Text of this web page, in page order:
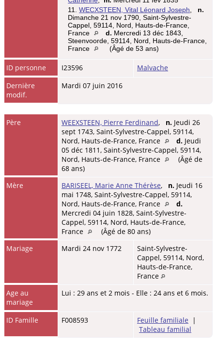
11.WECXSTEEN, Vital Léonard Joseph
n.
Dimanche 21 nov 1790, Saint-Sylvestre-
Cappel, 59114, Nord, Hauts-de-France,
France
d. Mercredi 13 déc 1843,
Steenvoorde, 59114, Nord, Hauts-de-France,
France
(Âgé de 53 ans)
ID personne I23596
Malvache
Dernière
modif.
Mardi 07 juin 2016
Père WEEXSTEEN, Pierre Ferdinand, n. Jeudi 26
sept 1743, Saint-Sylvestre-Cappel, 59114,
Nord, Hauts-de-France, France
d. Jeudi
05 déc 1811, Saint-Sylvestre-Cappel, 59114,
Nord, Hauts-de-France, France
(Âgé de
68 ans)
Mère
BARISEEL, Marie Anne Thérèse, n. Jeudi 16
mai 1748, Saint-Sylvestre-Cappel, 59114,
Nord, Hauts-de-France, France
d.
Mercredi 04 juin 1828, Saint-Sylvestre-
Cappel, 59114, Nord, Hauts-de-France,
France
(Âgé de 80 ans)
Mariage
Mardi 24 nov 1772
Saint-Sylvestre-
Cappel, 59114, Nord,
Hauts-de-France,
France
Age au
mariage
Lui : 29 ans et 2 mois - Elle : 24 ans et 6 mois.
ID Famille F008593 Feuille familiale |
Tableau familial